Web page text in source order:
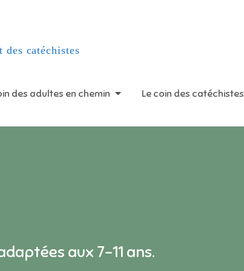
catéchistes
des adultes en chemin Le coin des catéchistes
aux 7-11 ans.